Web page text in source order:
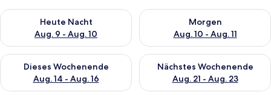
Heute Nacht
Aug. 9 - Aug. 10
Überprüfe die Verfügbarkeit für heute Nacht, Aug. 9 - Aug.
Morgen
Aug. 10 - Aug. 11
Überprüfe die Verfügbarkeit
Dieses Wochenende
Aug. 14 - Aug. 16
Überprüfe die Verfügbarkeit für dieses Wochenende, Aug. 14
Nächstes Wochenende
Aug. 21 - Aug. 23
Überprüfe die Verfügbarkeit